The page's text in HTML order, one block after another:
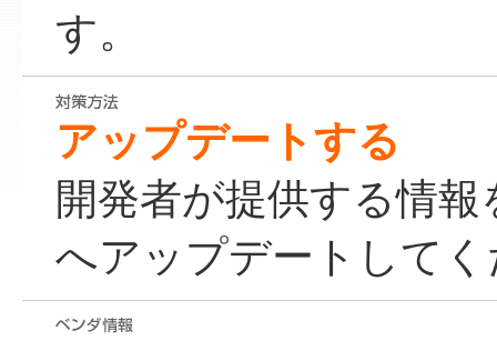
す。
アップデートする
開発者が提供する情
へアップデートして